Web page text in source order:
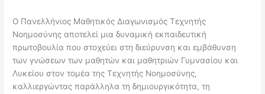
Ο Πανελλήνιος Μαθητικός Διαγωνισμός Τεχνητής
Νοημοσύνης αποτελεί μια δυναμική εκπαιδευτική
πρωτοβουλία που στοχεύει στη διεύρυνση και εμβάθυνση
των γνώσεων των μαθητών και μαθητριών Γυμνασίου και
Λυκείου στον τομέα της Τεχνητής Νοημοσύνης,
καλλιεργώντας παράλληλα τη δημιουργικότητα, τη